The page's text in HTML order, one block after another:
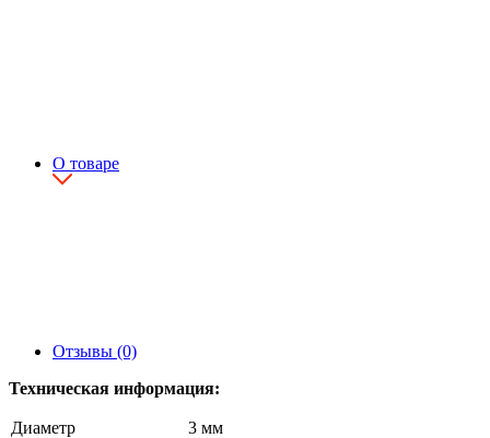
О товаре
Отзывы (0)
Техническая информация:
Диаметр
3 мм